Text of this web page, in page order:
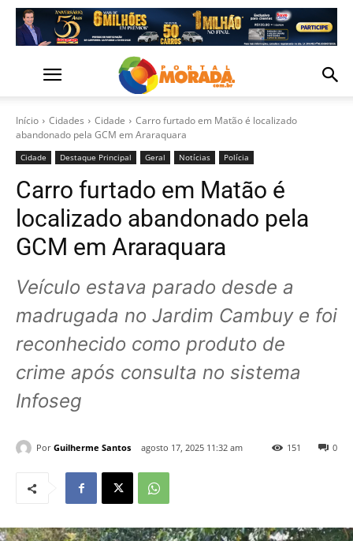
Início Cidades Cidade
Carro furtado em Matão é localizado
abandonado pela GCM em Araraquara
Cidade Destaque Principal Geral Notícias Polícia
Carro furtado em Matão é
localizado abandonado pela
GCM em Araraquara
Veículo estava parado desde a
madrugada no Jardim Cambuy e foi
reconhecido como produto de
crime após consulta no sistema
Infoseg
Por Guilherme Santos agosto 17, 2025 11:32 am 0
151